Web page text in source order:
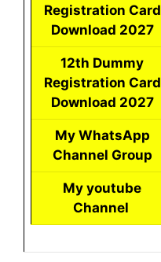
Registration Card
Download 2027
12th Dummy
Registration Card
Download 2027
My WhatsApp
Channel Group
My youtube
Channel